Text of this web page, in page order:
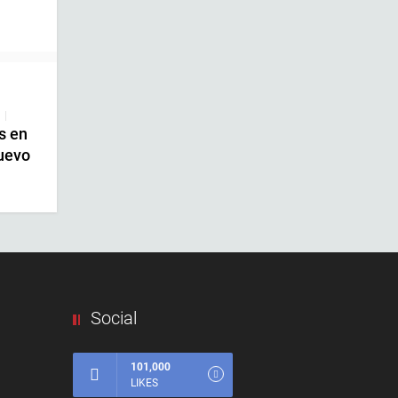
|
en
Social
101,000
LIKES